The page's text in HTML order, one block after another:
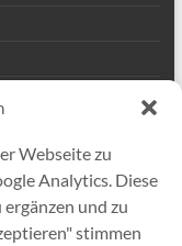
Webseite zu
Analytics. Diese
und zu
stimmen